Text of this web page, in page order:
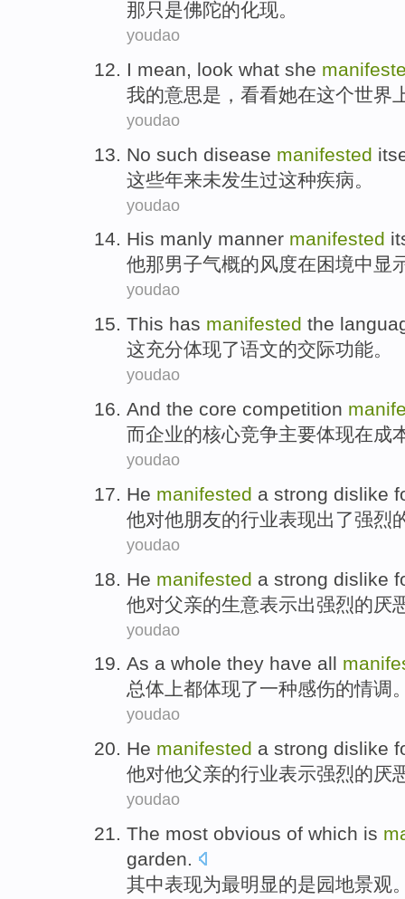
那只是佛陀的化现。
youdao
I mean, look what she
我的意思是 ， 看看她在这个世界
youdao
No such disease manifested
这些年来未发生过这种疾病 。
youdao
His manly manner manifested
他那男子气概的风度在困境中显
youdao
This has manifested the
这充分体现了语文的交际功能。
youdao
And the core competition
而企业的核心竞争主要体现在成
youdao
He manifested a strong dislike
他对他朋友的行业表现出了强烈
youdao
He manifested a strong dislike
他对父亲的生意表示出强烈的厌
youdao
As a whole they have all
总体上都体现了一种感伤的情调
youdao
He manifested a strong dislike
他对他父亲的行业表示强烈的厌
youdao
The most obvious of which is
garden.
其中表现为最明显的是园地景观